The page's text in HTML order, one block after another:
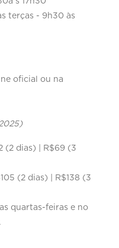
terças - 9h30 às
oficial ou na
(2 dias) | R$69 (3
(2 dias) | R$138 (3
quartas-feiras e no